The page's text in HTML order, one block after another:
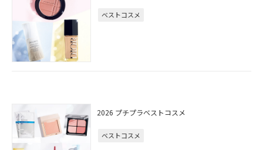
ベストコスメ
2026 プチプラベストコスメ
ベストコスメ